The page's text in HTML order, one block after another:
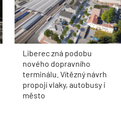
Liberec zná podobu
nového dopravního
terminálu. Vítězný návrh
propojí vlaky, autobusy i
město